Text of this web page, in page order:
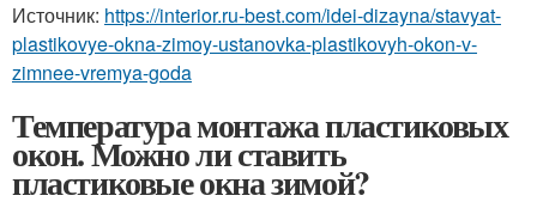
Источник: https://interior.ru-best.com/idei-dizayna/stavyat-
plastikovye-okna-zimoy-ustanovka-plastikovyh-okon-v-
zimnee-vremya-goda
Температура монтажа пластиковых
окон. Можно ли ставить
пластиковые окна зимой?